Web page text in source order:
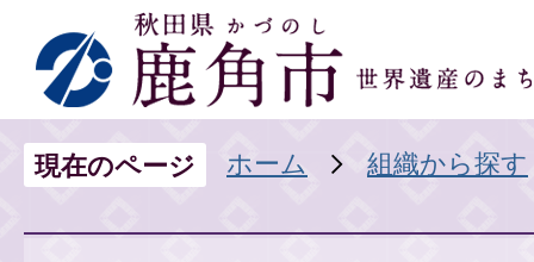
現在のページ ホーム 組織から探す